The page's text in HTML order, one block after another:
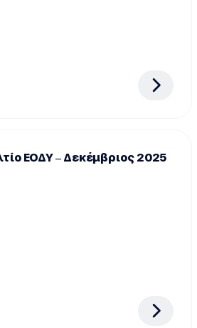
ΕΟΔΥ – Δεκέμβριος 2025